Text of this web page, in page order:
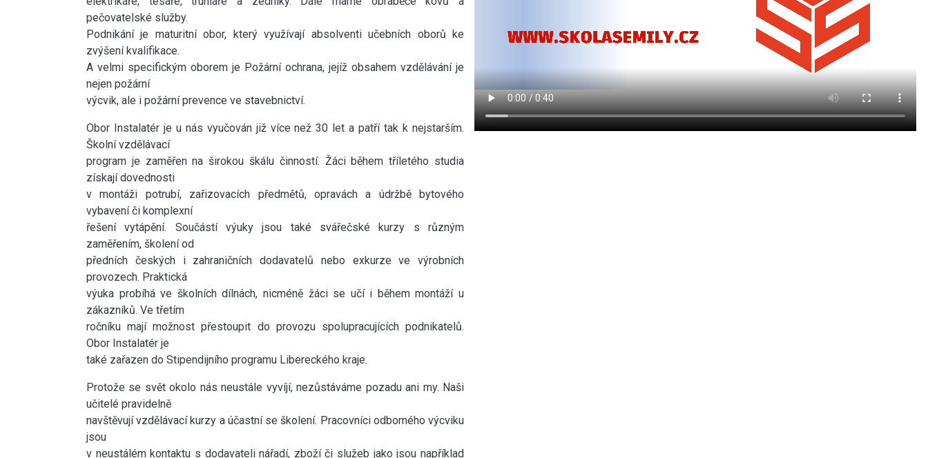
pečovatelské služby.
Podnikání je maturitní obor, který využívají absolventi učebních oborů ke
zvýšení kvalifikace.
A velmi specifickým oborem je Požární ochrana, jejíž obsahem vzdělávání je
nejen požární
výcvik, ale i požární prevence ve stavebnictví.
Obor Instalatér je u nás vyučován již více než 30 let a patří tak k nejstarším.
Školní vzdělávací
program je zaměřen na širokou škálu činností. Žáci během tříletého studia
získají dovednosti
v montáži potrubí, zařizovacích předmětů, opravách a údržbě bytového
vybavení či komplexní
řešení vytápění. Součástí výuky jsou také svářečské kurzy s různým
zaměřením, školení od
předních českých i zahraničních dodavatelů nebo exkurze ve výrobních
provozech. Praktická
výuka probíhá ve školních dílnách, nicméně žáci se učí i během montáží u
zákazníků. Ve třetím
ročníku mají možnost přestoupit do provozu spolupracujících podnikatelů.
Obor Instalatér je
také zařazen do Stipendijního programu Libereckého kraje.
Protože se svět okolo nás neustále vyvíjí, nezůstáváme pozadu ani my. Naši
učitelé pravidelně
navštěvují vzdělávací kurzy a účastní se školení. Pracovníci odborného výcviku
jsou
v neustálém kontaktu s dodavateli nářadí, zboží či služeb jako jsou například